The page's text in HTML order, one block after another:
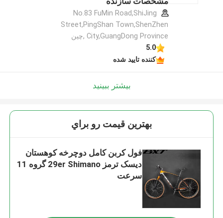
No.83 FuMin Road,ShiJing
Street,PingShan Town,ShenZhen
City,GuangDong Province ,چین
5.0
کننده تایید شده
بیشتر ببینید
بهترين قيمت رو براي
فول کربن کامل دوچرخه کوهستان
دیسک ترمز 29er Shimano گروه 11
سرعت